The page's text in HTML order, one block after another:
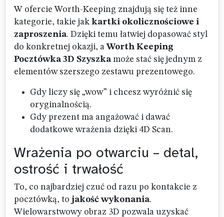
W ofercie Worth-Keeping znajdują się też inne
kategorie, takie jak kartki okolicznościowe i
zaproszenia. Dzięki temu łatwiej dopasować styl
do konkretnej okazji, aWorth Keeping
Pocztówka 3D Szyszkamoże stać się jednym z
elementów szerszego zestawu prezentowego.
Gdy liczy się „wow” i chcesz wyróżnić się
oryginalnością.
Gdy prezent ma angażować i dawać
dodatkowe wrażenia dzięki 4D Scan.
Wrażenia po otwarciu – detal,
ostrość i trwałość
To, co najbardziej czuć od razu po kontakcie z
pocztówką, to jakość wykonania.
Wielowarstwowy obraz 3D pozwala uzyskać